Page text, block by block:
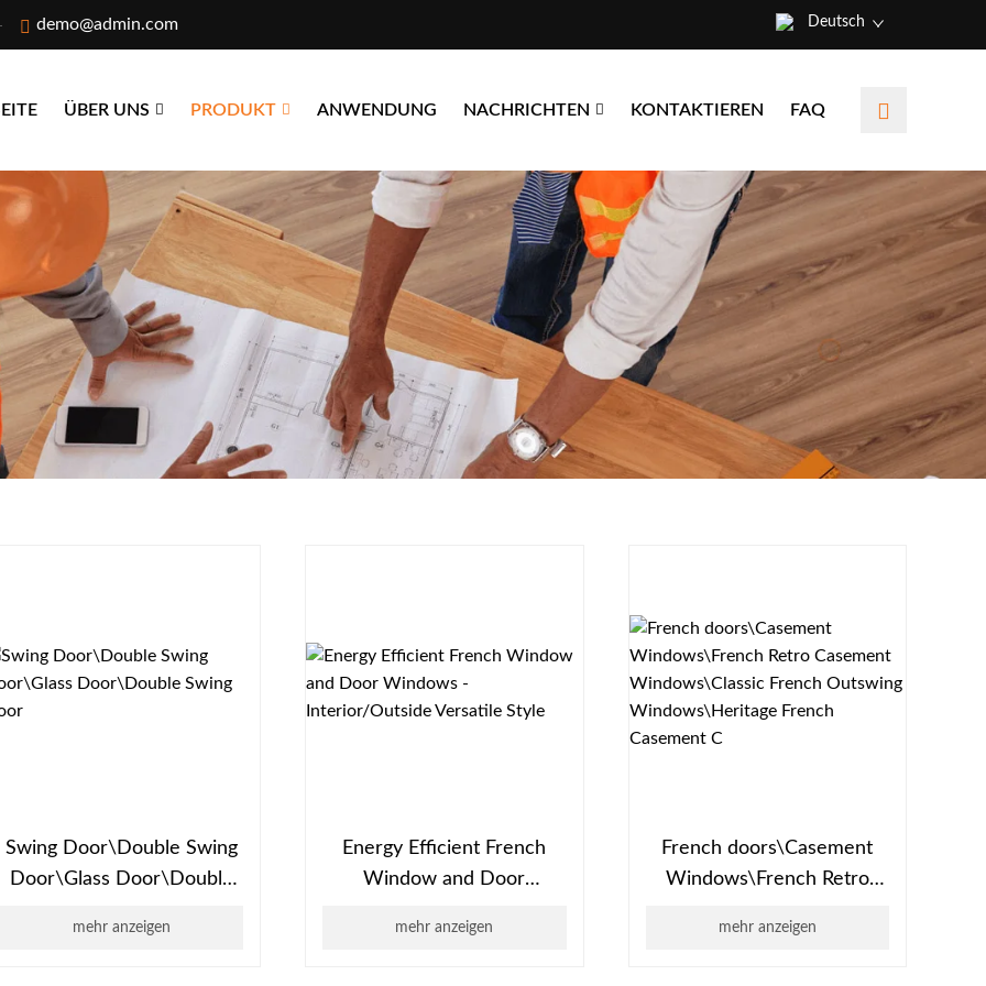
demo@admin.com Deutsch
ÜBER UNS PRODUKT ANWENDUNG NACHRICHTEN KONTAKTIEREN FAQ
Swing Door\Double Swing
Door\Glass Door\Double
mehr anzeigen
​​Energy Efficient French
Window and Door
Versatile Style
mehr anzeigen
French doors\Casement
Windows\​​French Retro
French Outswing
mehr anzeigen